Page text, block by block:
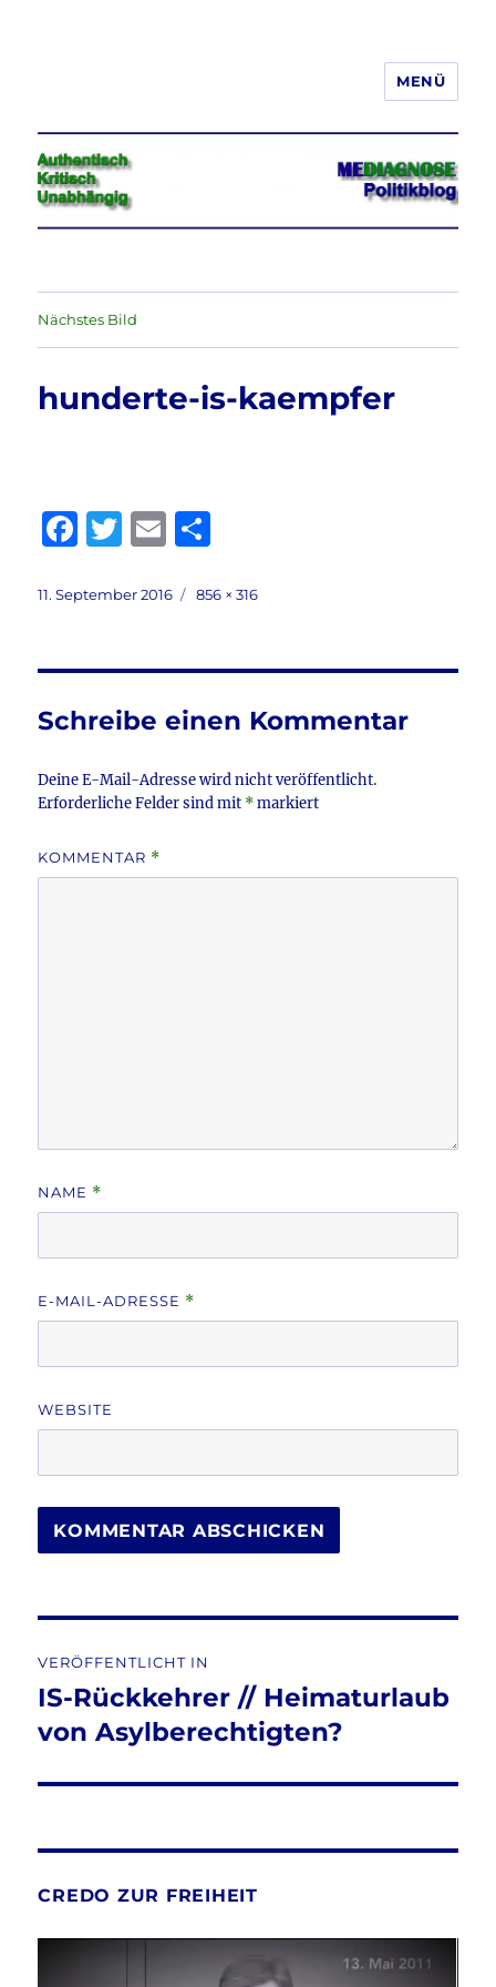
Jeder hat das Recht, seine
Meinung in Wort, Schrift und Bild
frei zu äußern und zu verbreiten
MENÜ
Nächstes Bild
hunderte-is-kaempfer
F
c
b
o
o
k
T
it
r
E
ai le
Veröffentlicht
11. September 2016
Volle
856 × 316
Schreibe einen Kommentar
Deine E-Mail-Adresse wird nicht veröffentlicht.
Erforderliche Felder sind mit *markiert
KOMMENTAR *
NAME *
E-MAIL-ADRESSE *
WEBSITE
VERÖFFENTLICHT IN
IS-Rückkehrer // Heimaturlaub
von Asylberechtigten?
CREDO ZUR FREIHEIT